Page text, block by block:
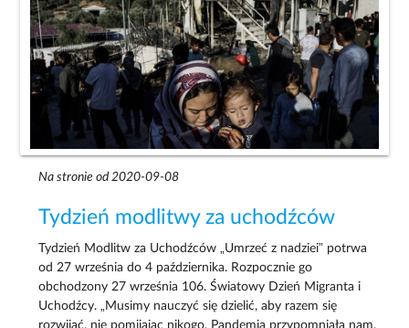
Na stronie od 2020-09-08
Tydzień modlitwy za uchodźców
Tydzień Modlitw za Uchodźców „Umrzeć z nadziei” potrwa
od 27 września do 4 października. Rozpocznie go
obchodzony 27 września 106. Światowy Dzień Migranta i
Uchodźcy. „Musimy nauczyć się dzielić, aby razem się
rozwijać, nie pomijając nikogo. Pandemia przypomniała nam,